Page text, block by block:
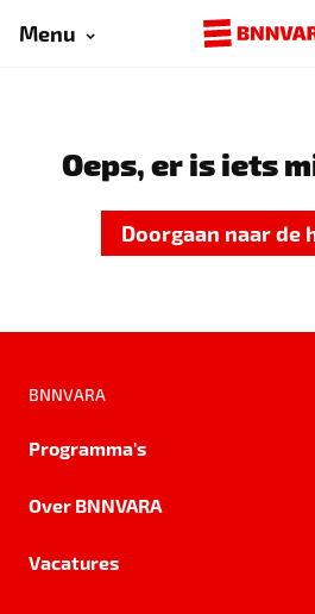
Menu
Oeps, er is iets
Doorgaan naar de
BNNVARA
Programma's
Over BNNVARA
Vacatures